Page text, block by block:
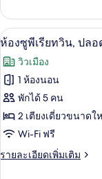
ทวิน,
ปลอด
บุหรี่
(for
Two
Guests)
เกี่ยว
กับ
ห้อง
พี
เรีย
น,
ปลอด
บุหรี่
(for
Two
เปิด
ภาพถ่าย
ทั้งหมด
ของ
ห้อง
ซู
พี
7
ห้องซูพีเรียทวิน, ปล
วิวเมือง
1 ห้องนอน
พักได้ 5 คน
2 เตียงเดี่ยวขนาด
Wi-Fi ฟรี
รายละเอียดเพิ่มเติม
ราย